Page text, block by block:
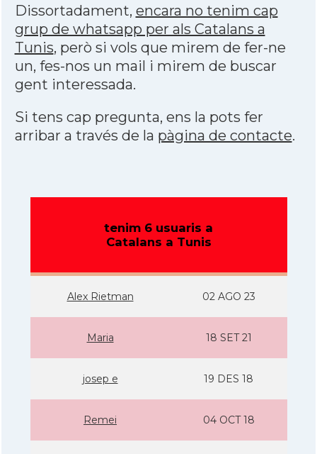
Dissortadament, encara no tenim cap
grup de whatsapp per als Catalans a
Tunis, però si vols que mirem de fer-ne
un, fes-nos un mail i mirem de buscar
gent interessada.
Si tens cap pregunta, ens la pots fer
arribar a través de la pàgina de contacte.
tenim 6 usuaris a
Catalans a Tunis
Alex Rietman 02 AGO 23
Maria 18 SET 21
josep e 19 DES 18
Remei 04 OCT 18